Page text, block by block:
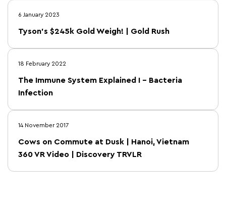
6 January 2023
Tyson's $245k Gold Weigh! | Gold Rush
18 February 2022
The Immune System Explained I – Bacteria
Infection
14 November 2017
Cows on Commute at Dusk | Hanoi, Vietnam
360 VR Video | Discovery TRVLR